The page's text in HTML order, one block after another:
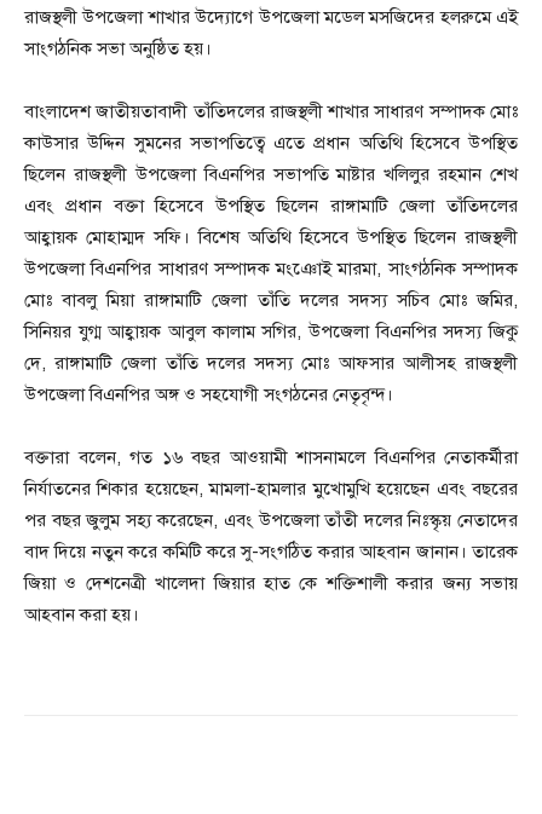
রাজস্থলী উপজেলা শাখার উদ্যোগে উপজেলা মডেল মসজিদের হলরুমে এই
সাংগঠনিক সভা অনুষ্ঠিত হয়।
বাংলাদেশ জাতীয়তাবাদী তাঁতিদলের রাজস্থলী শাখার সাধারণ সম্পাদক মোঃ
কাউসার উদ্দিন সুমনের সভাপতিত্বে এতে প্রধান অতিথি হিসেবে উপস্থিত
ছিলেন রাজস্থলী উপজেলা বিএনপির সভাপতি মাষ্টার খলিলুর রহমান শেখ
এবং প্রধান বক্তা হিসেবে উপস্থিত ছিলেন রাঙ্গামাটি জেলা তাঁতিদলের
আহ্বায়ক মোহাম্মদ সফি। বিশেষ অতিথি হিসেবে উপস্থিত ছিলেন রাজস্থলী
উপজেলা বিএনপির সাধারণ সম্পাদক মংঞোই মারমা, সাংগঠনিক সম্পাদক
মোঃ বাবলু মিয়া রাঙ্গামাটি জেলা তাঁতি দলের সদস্য সচিব মোঃ জমির,
সিনিয়র যুগ্ম আহ্বায়ক আবুল কালাম সগির, উপজেলা বিএনপির সদস্য জিকু
দে, রাঙ্গামাটি জেলা তাঁতি দলের সদস্য মোঃ আফসার আলীসহ রাজস্থলী
উপজেলা বিএনপির অঙ্গ ও সহযোগী সংগঠনের নেতৃবৃন্দ।
বক্তারা বলেন, গত ১৬ বছর আওয়ামী শাসনামলে বিএনপির নেতাকর্মীরা
নির্যাতনের শিকার হয়েছেন, মামলা-হামলার মুখোমুখি হয়েছেন এবং বছরের
পর বছর জুলুম সহ্য করেছেন, এবং উপজেলা তাঁতী দলের নিঃস্কৃয় নেতাদের
বাদ দিয়ে নতুন করে কমিটি করে সু-সংগঠিত করার আহবান জানান। তারেক
জিয়া ও দেশনেত্রী খালেদা জিয়ার হাত কে শক্তিশালী করার জন্য সভায়
আহবান করা হয়।